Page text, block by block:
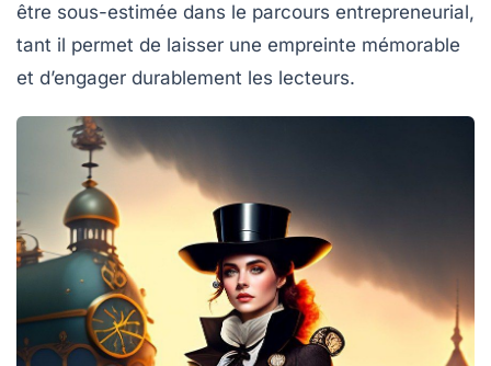
être sous-estimée dans le parcours entrepreneurial,
tant il permet de laisser une empreinte mémorable
et d’engager durablement les lecteurs.